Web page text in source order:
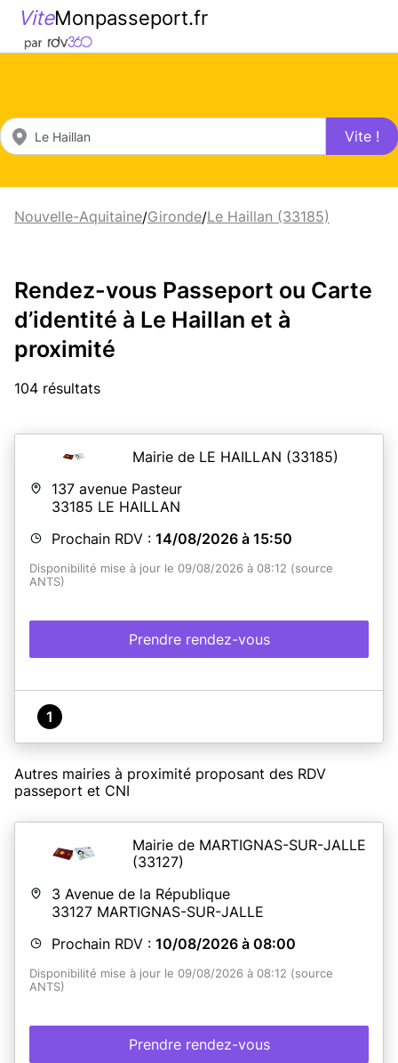
ViteMonpasseport.fr
Vite !
Nouvelle-Aquitaine/Gironde/Le Haillan (33185)
Rendez-vous Passeport ou Carte
d’identité à Le Haillan et à
proximité
104 résultats
Mairie de LE HAILLAN (33185)
137 avenue Pasteur
33185 LE HAILLAN
Prochain RDV : 14/08/2026 à 15:50
Disponibilité mise à jour le 09/08/2026 à 08:12 (source
ANTS)
Prendre rendez-vous
1
Autres mairies à proximité proposant des RDV
passeport et CNI
Mairie de MARTIGNAS-SUR-JALLE
(33127)
3 Avenue de la République
33127 MARTIGNAS-SUR-JALLE
Prochain RDV : 10/08/2026 à 08:00
Disponibilité mise à jour le 09/08/2026 à 08:12 (source
ANTS)
Prendre rendez-vous